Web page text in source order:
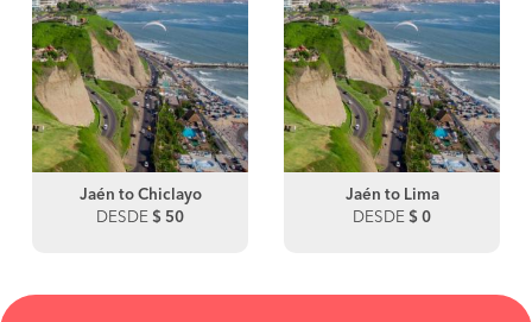
Jaén to Chiclayo
DESDE $ 50
Jaén to Lima
DESDE $ 0